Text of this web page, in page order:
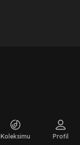
Koleksimu Profil